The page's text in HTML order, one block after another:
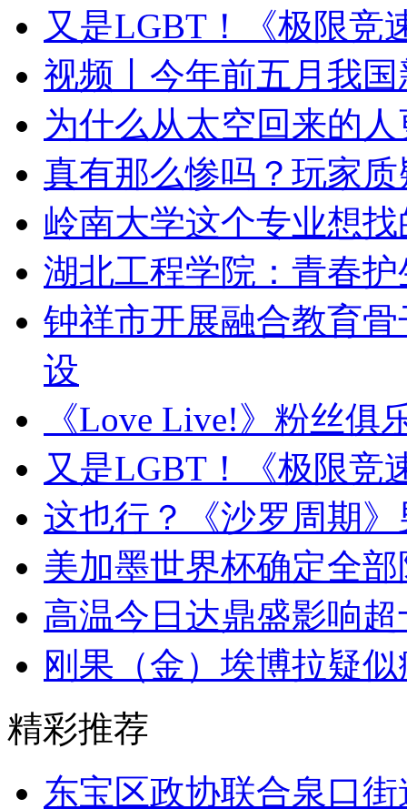
又是LGBT！《极限竞
视频丨今年前五月我
为什么从太空回来的
真有那么惨吗？玩家
岭南大学这个专业想
湖北工程学院：青春
钟祥市开展融合教育
设
《Love Live!》粉丝
又是LGBT！《极限竞
这也行？《沙罗周期
美加墨世界杯确定全
高温今日达鼎盛影响
刚果（金）埃博拉疑
精彩推荐
东宝区政协联合泉口